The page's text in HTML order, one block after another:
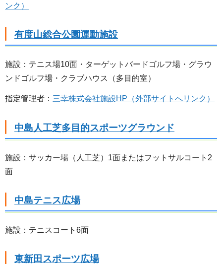
ンク）
有度山総合公園運動施設
施設：テニス場10面・ターゲットバードゴルフ場・グラウ
ンドゴルフ場・クラブハウス（多目的室）
指定管理者： 三幸株式会社施設HP（外部サイトへリンク）
中島人工芝多目的スポーツグラウンド
施設：サッカー場（人工芝）1面またはフットサルコート2
面
中島テニス広場
施設：テニスコート6面
東新田スポーツ広場